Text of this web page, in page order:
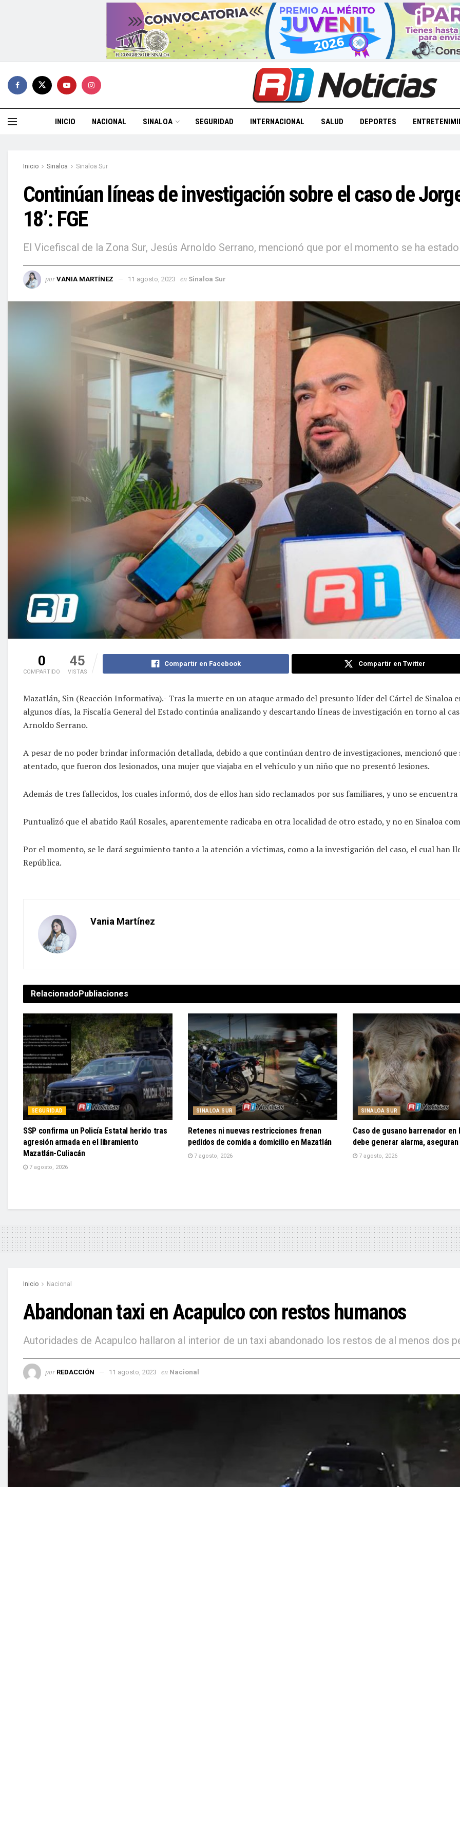
INICIO NACIONAL SINALOA SEGURIDAD INTERNACIONAL SALUD DEPORTES
Inicio Sinaloa Sinaloa Sur
Continúan líneas de investigación sobre el caso de
18’: FGE
El Vicefiscal de la Zona Sur, Jesús Arnoldo Serrano, mencionó que por el momento se ha
por VANIA MARTÍNEZ 11 agosto, 2023 en Sinaloa Sur
0
COMPARTIDO
45
VISTAS
Compartir en Facebook Compartir en Twitter
Mazatlán, Sin (Reacción Informativa).- Tras la muerte en un ataque armado del presunto líder del Cártel de Sinaloa
algunos días, la Fiscalía General del Estado continúa analizando y descartando líneas de investigación en torno al
Arnoldo Serrano.
A pesar de no poder brindar información detallada, debido a que continúan dentro de investigaciones, mencionó
atentado, que fueron dos lesionados, una mujer que viajaba en el vehículo y un niño que no presentó lesiones.
Además de tres fallecidos, los cuales informó, dos de ellos han sido reclamados por sus familiares, y uno se
Puntualizó que el abatido Raúl Rosales, aparentemente radicaba en otra localidad de otro estado, y no en Sinaloa
Por el momento, se le dará seguimiento tanto a la atención a víctimas, como a la investigación del caso, el cual han
República.
Vania Martínez
RelacionadoPubliaciones
SEGURIDAD
SSP confirma un Policía Estatal herido tras
agresión armada en el libramiento
Mazatlán-Culiacán
7 agosto, 2026
SINALOA SUR
Retenes ni nuevas restricciones frenan
pedidos de comida a domicilio en Mazatlán
7 agosto, 2026
SINALOA SUR
Caso de gusano barrenador en
debe generar alarma,
7 agosto, 2026
Inicio Nacional
Abandonan taxi en Acapulco con restos humanos
Autoridades de Acapulco hallaron al interior de un taxi abandonado los restos de al menos dos
por REDACCIÓN 11 agosto, 2023 en Nacional